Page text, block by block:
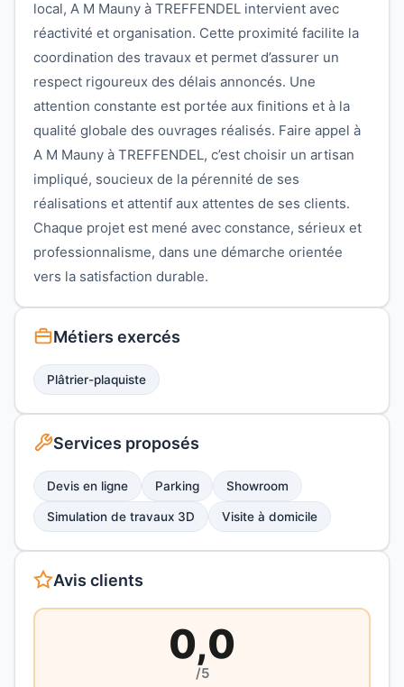
local, A M Mauny à TREFFENDEL intervient avec
réactivité et organisation. Cette proximité facilite la
coordination des travaux et permet d’assurer un
respect rigoureux des délais annoncés. Une
attention constante est portée aux finitions et à la
qualité globale des ouvrages réalisés. Faire appel à
A M Mauny à TREFFENDEL, c’est choisir un artisan
impliqué, soucieux de la pérennité de ses
réalisations et attentif aux attentes de ses clients.
Chaque projet est mené avec constance, sérieux et
professionnalisme, dans une démarche orientée
vers la satisfaction durable.
Métiers exercés
Plâtrier-plaquiste
Services proposés
Devis en ligne Parking Showroom
Simulation de travaux 3D Visite à domicile
Avis clients
0,0
/5